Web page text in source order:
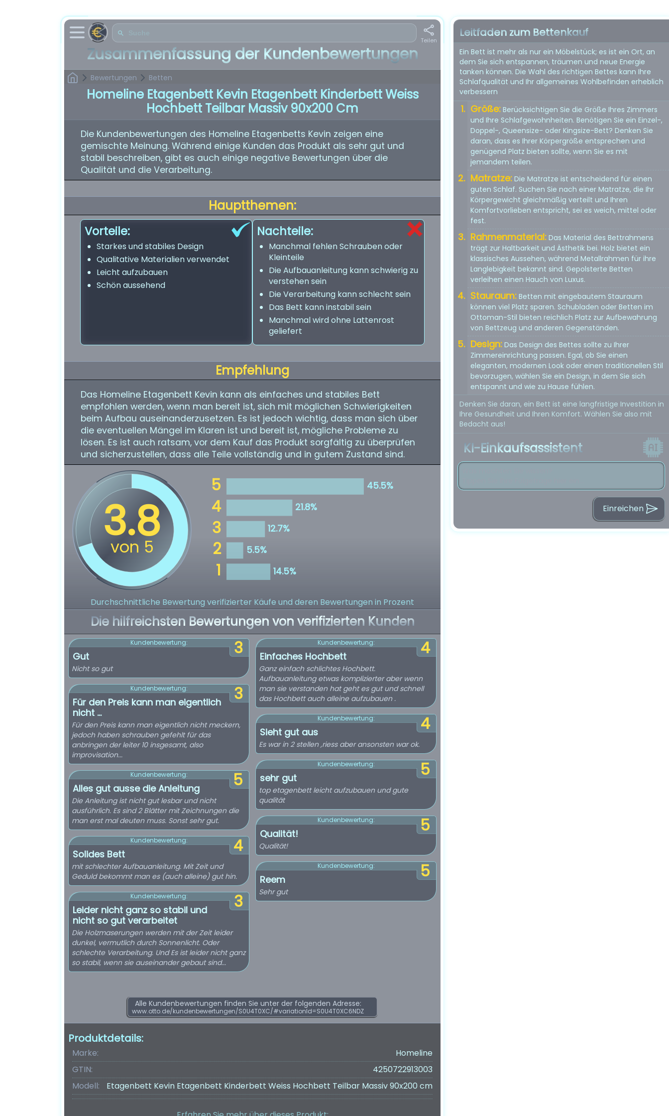
Teilen
Zusammenfassung der Kundenbewertungen
Bewertungen Betten
Homeline Etagenbett Kevin Etagenbett Kinderbett Weiss
Hochbett Teilbar Massiv 90x200 Cm
Die Kundenbewertungen des Homeline Etagenbetts Kevin zeigen eine
gemischte Meinung. Während einige Kunden das Produkt als sehr gut und
stabil beschreiben, gibt es auch einige negative Bewertungen über die
Qualität und die Verarbeitung.
Hauptthemen:
Vorteile:
Starkes und stabiles Design
Qualitative Materialien verwendet
Leicht aufzubauen
Schön aussehend
Nachteile:
Manchmal fehlen Schrauben oder
Kleinteile
Die Aufbauanleitung kann schwierig zu
verstehen sein
Die Verarbeitung kann schlecht sein
Das Bett kann instabil sein
Manchmal wird ohne Lattenrost
geliefert
Empfehlung
Das Homeline Etagenbett Kevin kann als einfaches und stabiles Bett
empfohlen werden, wenn man bereit ist, sich mit möglichen Schwierigkeiten
beim Aufbau auseinanderzusetzen. Es ist jedoch wichtig, dass man sich über
die eventuellen Mängel im Klaren ist und bereit ist, mögliche Probleme zu
lösen. Es ist auch ratsam, vor dem Kauf das Produkt sorgfältig zu überprüfen
und sicherzustellen, dass alle Teile vollständig und in gutem Zustand sind.
Durchschnittliche Bewertung verifizierter Käufe und deren Bewertungen in Prozent
Die hilfreichsten Bewertungen von verifizierten Kunden
3
Kundenbewertung:
Gut
Nicht so gut
3
Kundenbewertung:
Für den Preis kann man eigentlich
nicht ...
Für den Preis kann man eigentlich nicht meckern,
jedoch haben schrauben gefehlt für das
anbringen der leiter 10 insgesamt, also
improvisation...
5
Kundenbewertung:
Alles gut ausse die Anleitung
Die Anleitung ist nicht gut lesbar und nicht
ausführlich. Es sind 2 Blätter mit Zeichnungen die
man erst mal deuten muss. Sonst sehr gut.
4
Kundenbewertung:
Solides Bett
mit schlechter Aufbauanleitung. Mit Zeit und
Geduld bekommt man es (auch alleine) gut hin.
3
Kundenbewertung:
Leider nicht ganz so stabil und
nicht so gut verarbeitet
Die Holzmaserungen werden mit der Zeit leider
dunkel, vermutlich durch Sonnenlicht. Oder
schlechte Verarbeitung. Und Es ist leider nicht ganz
so stabil, wenn sie auseinander gebaut sind...
4
Kundenbewertung:
Einfaches Hochbett
Ganz einfach schlichtes Hochbett.
Aufbauanleitung etwas komplizierter aber wenn
man sie verstanden hat geht es gut und schnell
das Hochbett auch alleine aufzubauen .
4
Kundenbewertung:
Sieht gut aus
Es war in 2 stellen ,riess aber ansonsten war ok.
5
Kundenbewertung:
sehr gut
top etagenbett leicht aufzubauen und gute
qualität
5
Kundenbewertung:
Qualität!
Qualität!
5
Kundenbewertung:
Reem
Sehr gut
Alle Kundenbewertungen finden Sie unter der folgenden Adresse:
www.otto.de/kundenbewertungen/S0U4T0XC/#variationId=S0U4T0XC6NDZ
Produktdetails:
Marke:
Homeline
GTIN:
4250722913003
Modell:
Etagenbett Kevin Etagenbett Kinderbett Weiss Hochbett Teilbar Massiv 90x200 cm
Leitfaden zum Bettenkauf
Ein Bett ist mehr als nur ein Möbelstück; es ist ein Ort, an
dem Sie sich entspannen, träumen und neue Energie
tanken können. Die Wahl des richtigen Bettes kann Ihre
Schlafqualität und Ihr allgemeines Wohlbefinden erheblich
verbessern
Größe: Berücksichtigen Sie die Größe Ihres Zimmers
und Ihre Schlafgewohnheiten. Benötigen Sie ein Einzel-,
Doppel-, Queensize- oder Kingsize-Bett? Denken Sie
daran, dass es Ihrer Körpergröße entsprechen und
genügend Platz bieten sollte, wenn Sie es mit
jemandem teilen.
Matratze: Die Matratze ist entscheidend für einen
guten Schlaf. Suchen Sie nach einer Matratze, die Ihr
Körpergewicht gleichmäßig verteilt und Ihren
Komfortvorlieben entspricht, sei es weich, mittel oder
fest.
Rahmenmaterial: Das Material des Bettrahmens
trägt zur Haltbarkeit und Ästhetik bei. Holz bietet ein
klassisches Aussehen, während Metallrahmen für ihre
Langlebigkeit bekannt sind. Gepolsterte Betten
verleihen einen Hauch von Luxus.
Stauraum: Betten mit eingebautem Stauraum
können viel Platz sparen. Schubladen oder Betten im
Ottoman-Stil bieten reichlich Platz zur Aufbewahrung
von Bettzeug und anderen Gegenständen.
Design: Das Design des Bettes sollte zu Ihrer
Zimmereinrichtung passen. Egal, ob Sie einen
eleganten, modernen Look oder einen traditionellen Stil
bevorzugen, wählen Sie ein Design, in dem Sie sich
entspannt und wie zu Hause fühlen.
Denken Sie daran, ein Bett ist eine langfristige Investition in
Ihre Gesundheit und Ihren Komfort. Wählen Sie also mit
Bedacht aus!
KI-Einkaufsassistent
Einreichen